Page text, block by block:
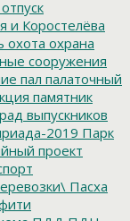
отпуск
и Коростелёва
охота охрана
сооружения
пал палаточный
памятник
выпускников
2019 Парк
проект
Пасха